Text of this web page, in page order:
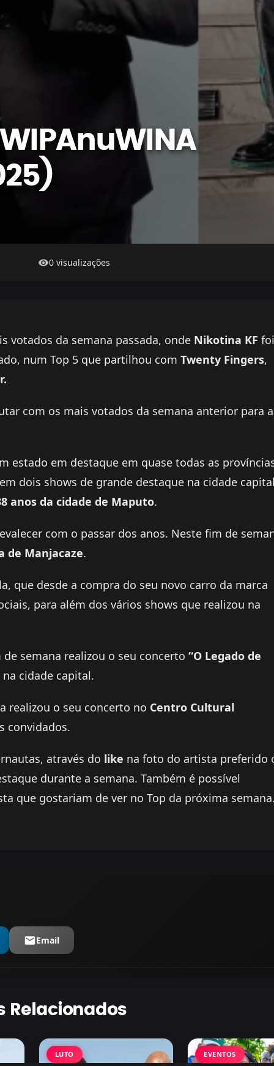
0 visualizações
votados da semana passada, onde Nikotina KF
num Top 5 que partilhou com Twenty Fingers,
com os mais votados da semana anterior para a
estado em destaque em quase todas as
dois shows de grande destaque na cidade
anos da cidade de Maputo.
com o passar dos anos. Neste fim de
de Manjacaze.
que desde a compra do seu novo carro da marca
para além dos vários shows que realizou na
semana realizou o seu concerto “O Legado de
cidade capital.
realizou o seu concerto no Centro Cultural
convidados.
através do like na foto do artista preferido
durante a semana. Também é possível
que gostariam de ver no Top da próxima
Email
Relacionados
LUTO EVENTOS